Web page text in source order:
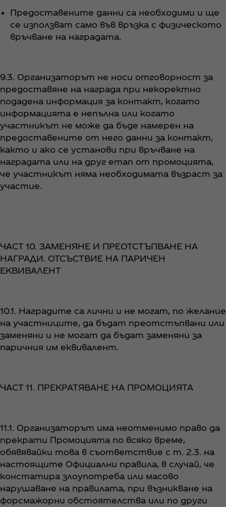
Предоставените данни са необходими и ще
се използват само във връзка с физическото
връчване на наградата.
9.3. Организаторът не носи отговорност за
предоставяне на награда при некоректно
подадена информация за контакт, когато
информацията е непълна или когато
участникът не може да бъде намерен на
предоставените от него данни за контакт,
както и ако се установи при връчване на
наградата или на друг етап от промоцията,
че участникът няма необходимата възраст за
участие.
ЧАСТ 10. ЗАМЕНЯНЕ И ПРЕОТСТЪПВАНЕ НА
НАГРАДИ. ОТСЪСТВИЕ НА ПАРИЧЕН
ЕКВИВАЛЕНТ
10.1. Наградите са лични и не могат, по желание
на участниците, да бъдат преотстъпвани или
заменяни и не могат да бъдат заменяни за
паричния им еквивалент.
ЧАСТ 11. ПРЕКРАТЯВАНЕ НА ПРОМОЦИЯТА
11.1. Организаторът има неотменимо право да
прекрати Промоцията по всяко време,
обявявайки това в съответствие с т. 2.3. на
настоящите Официални правила, в случай, че
констатира злоупотреба или масово
нарушаване на правилата, при възникване на
форсмажорни обстоятелства или по други